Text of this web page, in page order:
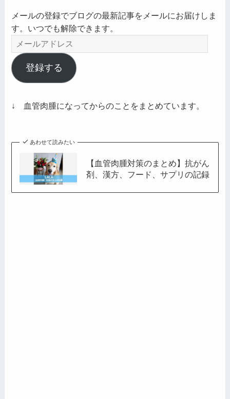
メールの登録でブログの最新記事をメールにお届けしま
す。いつでも解除できます。
メ
ー
ル
ア
レ
登録する
↓ 血管肉腫になってからのことをまとめています。
あわせて読みたい
【血管肉腫対策のまとめ】抗がん
剤、漢方、フード、サプリの記録